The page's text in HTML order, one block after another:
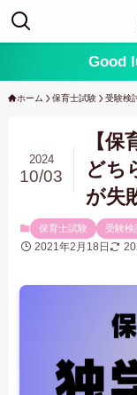
Good
ホーム 保育士試験 受験検
【
どち
が失
2024
10/03
保育士試験 受験検
2021年2月18日